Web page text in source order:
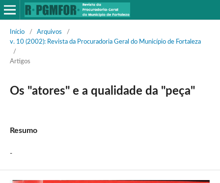
Início / Arquivos
/
v. 10 (2002): Revista da Procuradoria Geral do Município de Fortaleza
/
Artigos
Os "atores" e a qualidade da "peça"
Resumo
-